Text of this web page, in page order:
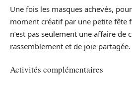
Une fois les masques achevés,
moment créatif par une petite fête
n’est pas seulement une affaire de
rassemblement et de joie partagée.
Activités complémentaires